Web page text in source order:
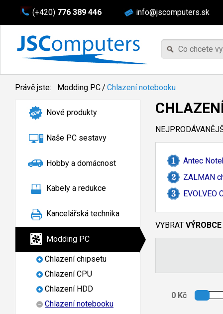
(+420) 776 389 446 info@jscomputers.sk
Právě jste: Modding PC/ Chlazení notebooku
Nové produkty
Naše PC sestavy
Hobby a domácnost
Kabely a redukce
Kancelářská technika
Modding PC
Chlazení chipsetu
Chlazení CPU
Chlazení HDD
Chlazení notebooku
Antec
ZALMAN
EVOLVEO
VYBRAT VÝROBCE